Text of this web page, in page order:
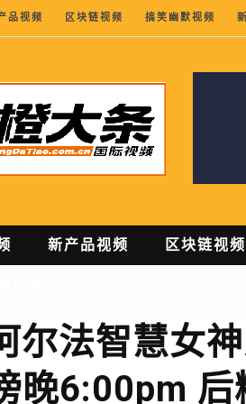
品视频 区块链视频 搞笑幽默视频
新产品视频 区块链视频
尔法智慧女
晚6:00pm 后